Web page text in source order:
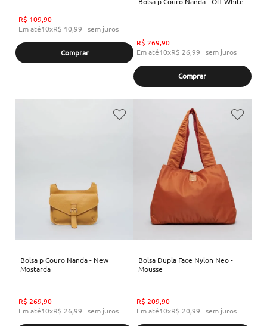
R$ 109,90
Em até10xR$ 10,99 sem juros
Comprar
R$ 269,90
Em até10xR$ 26,99 sem juros
Comprar
Bolsa p Couro Nanda - New
Mostarda
R$ 269,90
Em até10xR$ 26,99 sem juros
Bolsa Dupla Face Nylon Neo -
Mousse
R$ 209,90
Em até10xR$ 20,99 sem juros